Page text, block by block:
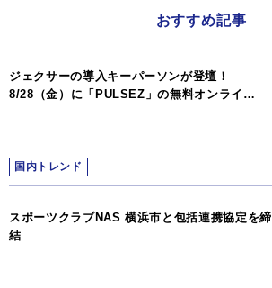
おすすめ記事
ジェクサーの導入キーパーソンが登壇！
8/28（金）に「PULSEZ」の無料オンライ…
国内トレンド
スポーツクラブNAS 横浜市と包括連携協定を締
結